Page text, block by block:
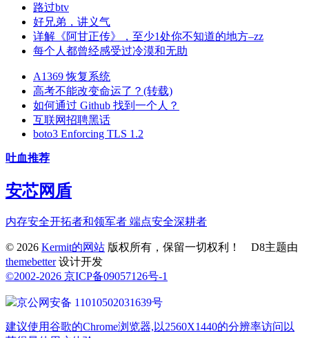
路过btv
好兄弟，讲义气
详解《阿甘正传》，至少1处你不知道的地方–zz
每个人都曾经感受过冷漠和无助
A1369 恢复系统
高考不能改变命运了？(转载)
如何通过 Github 找到一个人？
互联网招聘黑话
boto3 Enforcing TLS 1.2
吐血推荐
安芯网盾
内存安全开拓者和领军者 端点安全深耕者
© 2026 Kermit的网站 版权所有，保留一切权利！ D8主题由
themebetter设计开发
©2002-2026 京ICP备09057126号-1
京公网安备 11010502031639号
建议使用谷歌的Chrome浏览器,以2560X1440的分辨率访问以